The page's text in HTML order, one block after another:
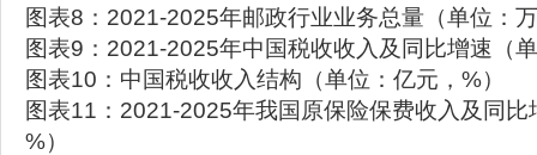
图表8：2021-2025年邮政行业业务总量（单位：
图表9：2021-2025年中国税收收入及同比增速（
图表10：中国税收收入结构（单位：亿元，%）
图表11：2021-2025年我国原保险保费收入及同
%）